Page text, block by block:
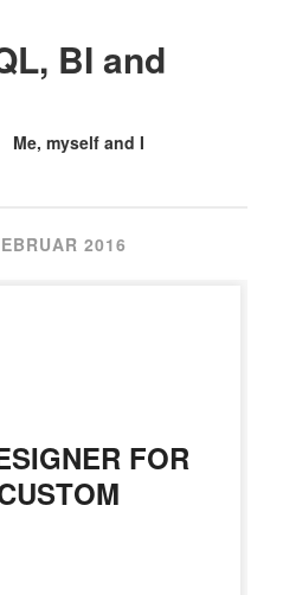
BI and
Me, myself and I
2016
FOR